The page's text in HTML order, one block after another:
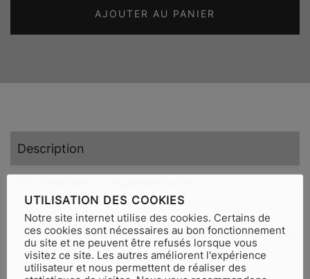
AJOUTER AU PANIER
Description
Poèmes contre poèmes pour une célébration du rugby
UTILISATION DES COOKIES
Notre site internet utilise des cookies. Certains de
ces cookies sont nécessaires au bon fonctionnement
du site et ne peuvent être refusés lorsque vous
visitez ce site. Les autres améliorent l'expérience
utilisateur et nous permettent de réaliser des